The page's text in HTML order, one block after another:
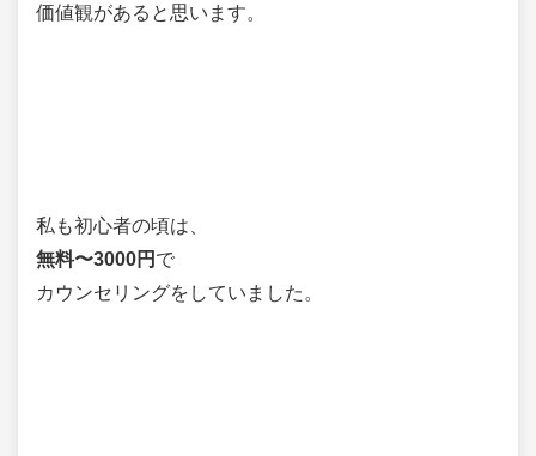
価値観があると思います。
私も初心者の頃は、
無料〜3000円 で
カウンセリングをしていました。